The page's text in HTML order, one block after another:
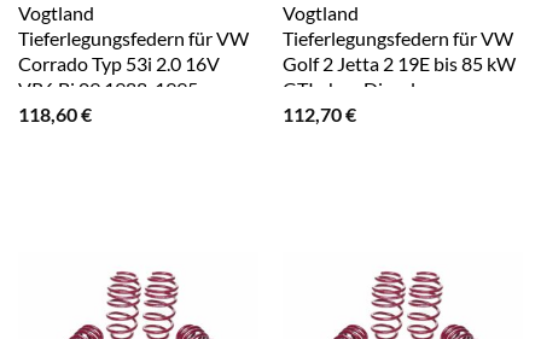
Vogtland
Tieferlegungsfedern für VW
Corrado Typ 53i 2.0 16V
VR6 Bj.09.1988-1995
118,60€
Vogtland
Tieferlegungsfedern für VW
Golf 2 Jetta 2 19E bis 85 kW
GTI ohne Diesel
112,70€